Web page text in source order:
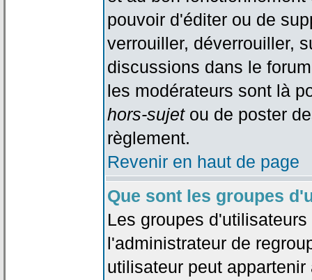
pouvoir d'éditer ou de
verrouiller, déverrouiller,
discussions dans le
les modérateurs sont là
hors-sujetou de poster
règlement.
Revenir en haut de page
Que sont les groupes
Les groupes
l'administrateur de
utilisateur peut